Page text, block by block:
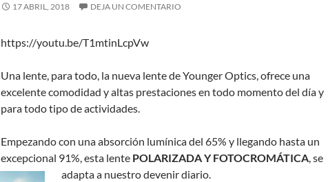
17 ABRIL, 2018 DEJA UN COMENTARIO
https://youtu.be/T1mtinLcpVw
Una lente, para todo, la nueva lente de Younger Optics, ofrece una
excelente comodidad y altas prestaciones en todo momento del día y
para todo tipo de actividades.
Empezando con una absorción lumínica del 65% y llegando hasta un
excepcional 91%, esta lente POLARIZADA Y FOTOCROMÁTICA, se
adapta a nuestro devenir diario.